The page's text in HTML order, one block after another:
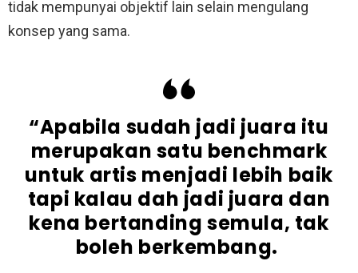
tidak mempunyai objektif lain selain mengulang
konsep yang sama.
“Apabila sudah jadi juara itu
merupakan satu benchmark
untuk artis menjadi lebih baik
tapi kalau dah jadi juara dan
kena bertanding semula, tak
boleh berkembang.